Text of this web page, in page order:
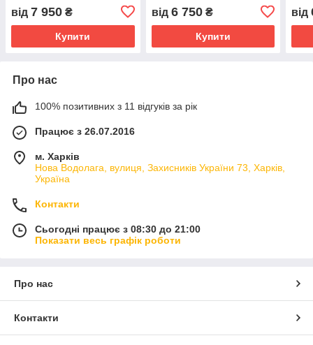
від 7 950 ₴
Купити
від 6 750₴
Купити
від
Про нас
100% позитивних з 11 відгуків за рік
Працює з 26.07.2016
м. Харків
Нова Водолага, вулиця, Захисників України 73, Харків,
Україна
Контакти
Сьогодні працює з 08:30 до 21:00
Показати весь графік роботи
Про нас
Контакти